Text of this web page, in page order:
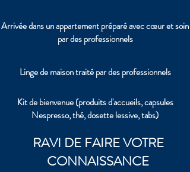
Arrivée dans un appartement préparé avec cœur et soin
par des professionnels
Linge de maison traité par des professionnels
Kit de bienvenue (produits d'accueils, capsules
Nespresso, thé, dosette lessive, tabs)
RAVI DE FAIRE VOTRE
CONNAISSANCE